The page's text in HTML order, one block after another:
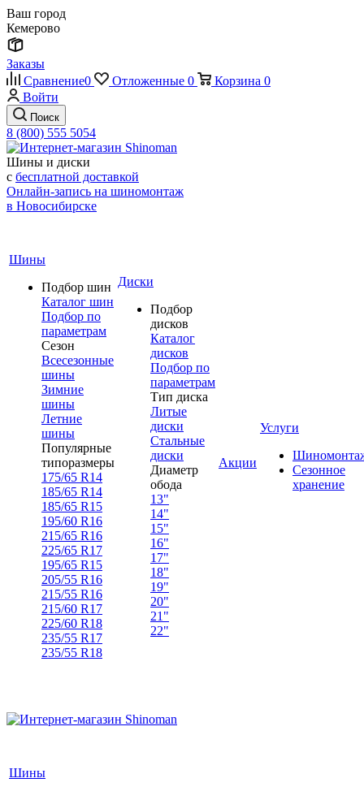
Ваш город
Кемерово
Заказы
Сравнение0 Отложенные 0 Корзина 0
Войти
Поиск
8 (800) 555 5054
Шины и диски
с бесплатной доставкой
Онлайн-запись на шиномонтаж
в Новосибирске
Шины
Подбор шин
Каталог шин
Подбор по
параметрам
Сезон
Всесезонные
шины
Зимние
шины
Летние
шины
Популярные
типоразмеры
175/65 R14
185/65 R14
185/65 R15
195/60 R16
215/65 R16
225/65 R17
195/65 R15
205/55 R16
215/55 R16
215/60 R17
225/60 R18
235/55 R17
235/55 R18
Диски
Подбор
дисков
Каталог
дисков
Подбор по
параметрам
Тип диска
Литые
диски
Стальные
диски
Диаметр
обода
13"
14"
15"
16"
17"
18"
19"
20"
21"
22"
Акции
Услуги
Сезонное
хранение
Шины